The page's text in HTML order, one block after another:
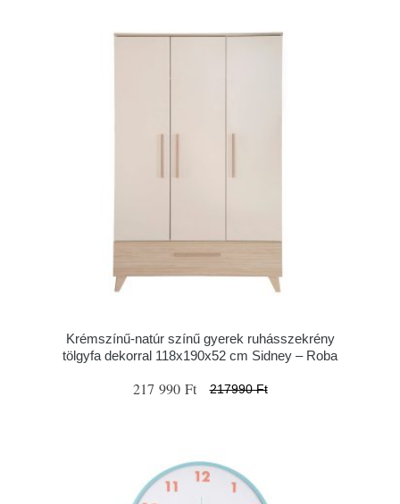
Krémszínű-natúr színű gyerek ruhásszekrény
tölgyfa dekorral 118x190x52 cm Sidney – Roba
217 990 Ft 217990 Ft